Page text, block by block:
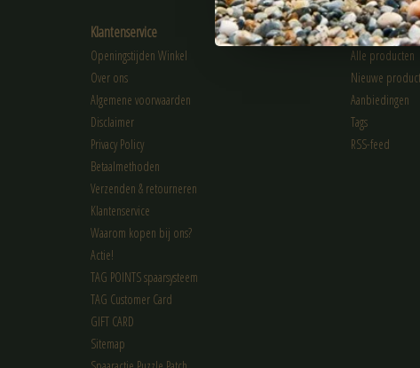
Klantenservice
Openingstijden Winkel
Over ons
Algemene voorwaarden
Disclaimer
Privacy Policy
Betaalmethoden
Verzenden & retourneren
Klantenservice
Waarom kopen bij ons?
Actie!
TAG POINTS spaarsysteem
TAG Customer Card
GIFT CARD
Sitemap
Producten
Alle producten
Nieuwe
Aanbiedingen
Tags
RSS-feed